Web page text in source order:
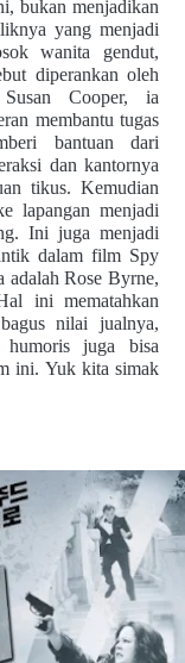
bukan menjadikan
yang menjadi
wanita gendut,
diperankan oleh
Cooper, ia
membantu tugas
bantuan dari
dan kantornya
tikus. Kemudian
lapangan menjadi
Ini juga menjadi
dalam film Spy
adalah Rose Byrne,
ini mematahkan
nilai jualnya,
juga bisa
ini. Yuk kita simak